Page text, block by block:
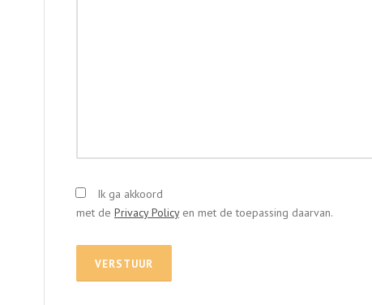
Ik ga akkoord
met de Privacy Policyen met de toepassing daarvan.